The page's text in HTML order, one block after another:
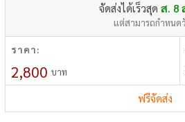
จัดส่งได้เร็วสุด ส. 8
แต่สามารถกำหนด
ราคา:
2,800 บาท
ฟรีจัดส่ง